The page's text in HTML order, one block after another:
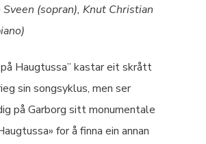
(sopran), Knut Christian
Haugtussa” kastar eit skrått
sin songsyklus, men ser
på Garborg sitt monumentale
for å finna ein annan